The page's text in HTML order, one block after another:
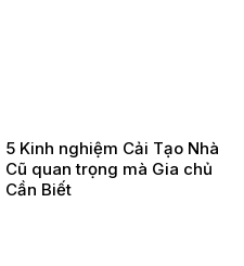
5 Kinh nghiệm Cải Tạo Nhà
Cũ quan trọng mà Gia chủ
Cần Biết